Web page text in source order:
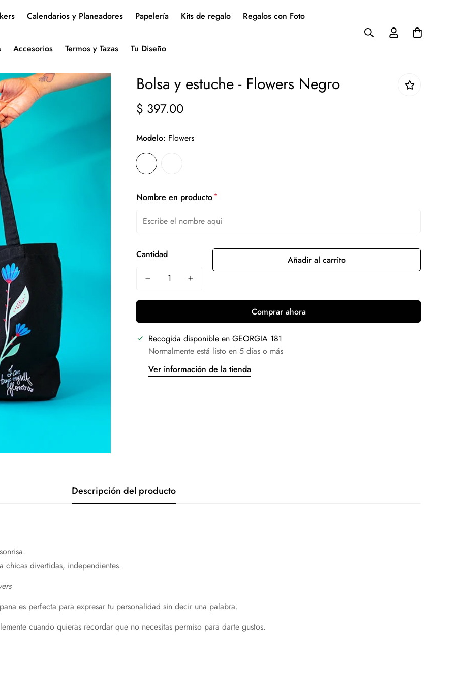
Calendarios y Planeadores Papelería Kits de regalo Regalos con Foto
Accesorios Termos y Tazas Tu Diseño
Bolsa y estuche - Flowers Negro
Precio
$ 397.00
Modelo: Flowers
Nombre en producto *
Cantidad Añadir al carrito
Comprar ahora
Recogida disponible en GEORGIA 181
Normalmente está listo en 5 días o más
Ver información de la tienda
Descripción del producto
sonrisa.
chicas divertidas, independientes.
es perfecta para expresar tu personalidad sin decir una palabra.
cuando quieras recordar que no necesitas permiso para darte gustos.